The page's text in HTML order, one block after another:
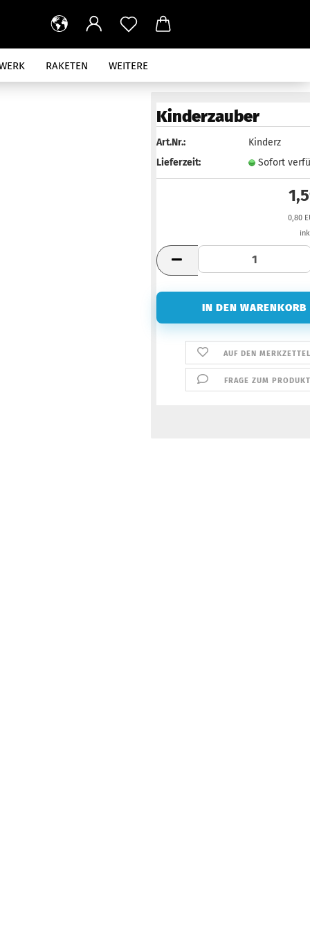
RAKETEN WEITERE
Kinderzauber
Art.Nr.:
Kinderz
Lieferzeit:
Sofort
0,80
AUF DEN
FRAGE ZUM PRODUKT